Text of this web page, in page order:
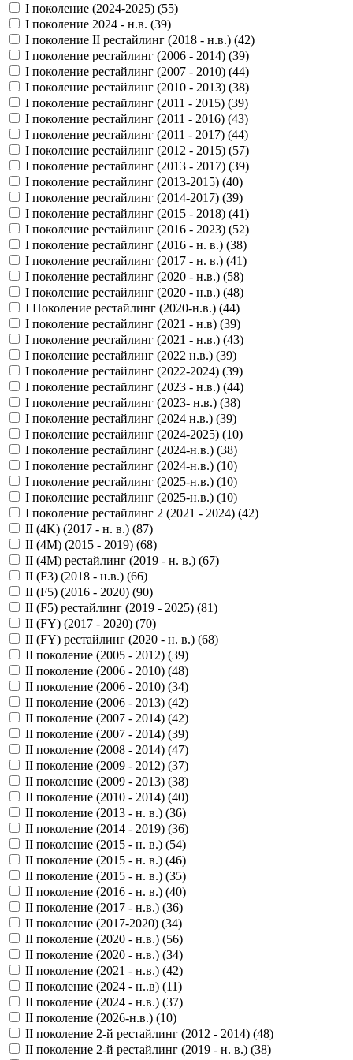
I поколение (2024-2025) (55)
I поколение 2024 - н.в. (39)
I поколение II рестайлинг (2018 - н.в.) (42)
I поколение рестайлинг (2006 - 2014) (39)
I поколение рестайлинг (2007 - 2010) (44)
I поколение рестайлинг (2010 - 2013) (38)
I поколение рестайлинг (2011 - 2015) (39)
I поколение рестайлинг (2011 - 2016) (43)
I поколение рестайлинг (2011 - 2017) (44)
I поколение рестайлинг (2012 - 2015) (57)
I поколение рестайлинг (2013 - 2017) (39)
I поколение рестайлинг (2013-2015) (40)
I поколение рестайлинг (2014-2017) (39)
I поколение рестайлинг (2015 - 2018) (41)
I поколение рестайлинг (2016 - 2023) (52)
I поколение рестайлинг (2016 - н. в.) (38)
I поколение рестайлинг (2017 - н. в.) (41)
I поколение рестайлинг (2020 - н.в.) (58)
I поколение рестайлинг (2020 - н.в.) (48)
I Поколение рестайлинг (2020-н.в.) (44)
I поколение рестайлинг (2021 - н.в) (39)
I поколение рестайлинг (2021 - н.в.) (43)
I поколение рестайлинг (2022 н.в.) (39)
I поколение рестайлинг (2022-2024) (39)
I поколение рестайлинг (2023 - н.в.) (44)
I поколение рестайлинг (2023- н.в.) (38)
I поколение рестайлинг (2024 н.в.) (39)
I поколение рестайлинг (2024-2025) (10)
I поколение рестайлинг (2024-н.в.) (38)
I поколение рестайлинг (2024-н.в.) (10)
I поколение рестайлинг (2025-н.в.) (10)
I поколение рестайлинг (2025-н.в.) (10)
I поколение рестайлинг 2 (2021 - 2024) (42)
II (4K) (2017 - н. в.) (87)
II (4M) (2015 - 2019) (68)
II (4M) рестайлинг (2019 - н. в.) (67)
II (F3) (2018 - н.в.) (66)
II (F5) (2016 - 2020) (90)
II (F5) рестайлинг (2019 - 2025) (81)
II (FY) (2017 - 2020) (70)
II (FY) рестайлинг (2020 - н. в.) (68)
II поколение (2005 - 2012) (39)
II поколение (2006 - 2010) (48)
II поколение (2006 - 2010) (34)
II поколение (2006 - 2013) (42)
II поколение (2007 - 2014) (42)
II поколение (2007 - 2014) (39)
II поколение (2008 - 2014) (47)
II поколение (2009 - 2012) (37)
II поколение (2009 - 2013) (38)
II поколение (2010 - 2014) (40)
II поколение (2013 - н. в.) (36)
II поколение (2014 - 2019) (36)
II поколение (2015 - н. в.) (54)
II поколение (2015 - н. в.) (46)
II поколение (2015 - н. в.) (35)
II поколение (2016 - н. в.) (40)
II поколение (2017 - н.в.) (36)
II поколение (2017-2020) (34)
II поколение (2020 - н.в.) (56)
II поколение (2020 - н.в.) (34)
II поколение (2021 - н.в.) (42)
II поколение (2024 - н..в) (11)
II поколение (2024 - н.в.) (37)
II поколение (2026-н.в.) (10)
II поколение 2-й рестайлинг (2012 - 2014) (48)
II поколение 2-й рестайлинг (2019 - н. в.) (38)